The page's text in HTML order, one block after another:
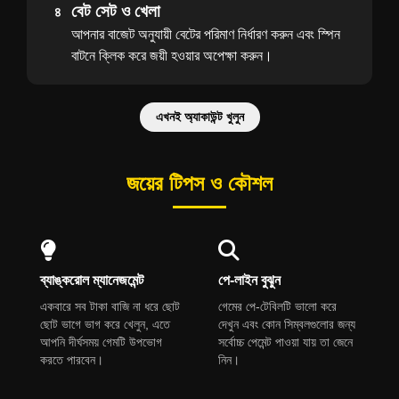
৪ বেট সেট ও খেলা
আপনার বাজেট অনুযায়ী বেটের পরিমাণ নির্ধারণ করুন এবং স্পিন
বাটনে ক্লিক করে জয়ী হওয়ার অপেক্ষা করুন।
এখনই অ্যাকাউন্ট খুলুন
জয়ের টিপস ও কৌশল
ব্যাঙ্করোল ম্যানেজমেন্ট
একবারে সব টাকা বাজি না ধরে ছোট
ছোট ভাগে ভাগ করে খেলুন, এতে
আপনি দীর্ঘসময় গেমটি উপভোগ
করতে পারবেন।
পে-লাইন বুঝুন
গেমের পে-টেবিলটি ভালো করে
দেখুন এবং কোন সিম্বলগুলোর জন্য
সর্বোচ্চ পেমেন্ট পাওয়া যায় তা জেনে
নিন।